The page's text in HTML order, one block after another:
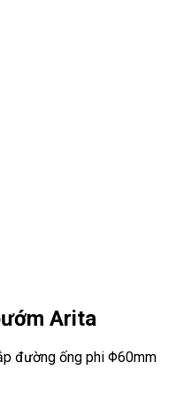
Arita
đường ống phi Φ60mm